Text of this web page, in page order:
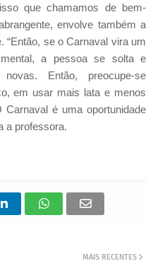
que chamamos de bem-
envolve também a
“Então, se o Carnaval vira um
a pessoa se solta e
Então, preocupe-se
em usar mais lata e menos
é uma oportunidade
a professora.
MAIS RECENTES